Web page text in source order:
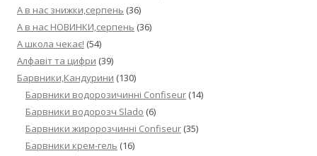
А в нас знижки,серпень (36)
А в нас НОВИНКИ,серпень (36)
А школа чекає! (54)
Алфавіт та цифри (39)
Барвники,Кандурини (130)
Барвники водорозичинні Confiseur (14)
Барвники водорозч Slado (6)
Барвники жиророзчинні Confiseur (35)
Барвники крем-гель (16)